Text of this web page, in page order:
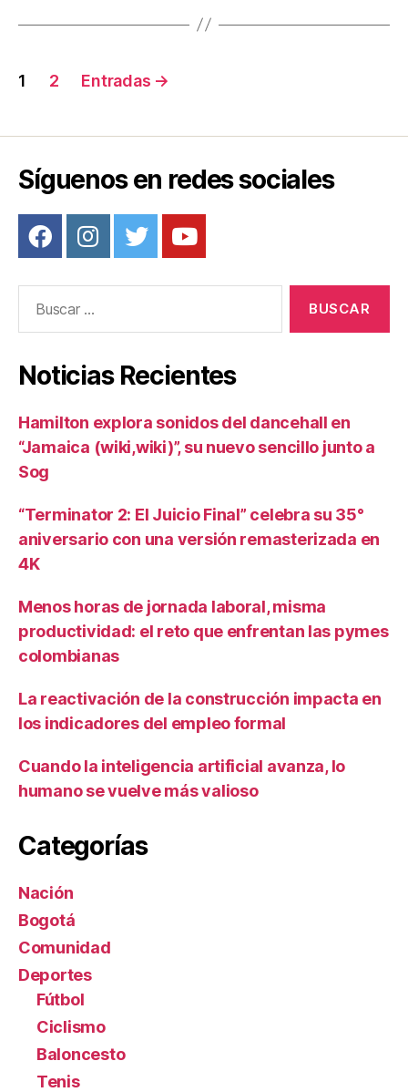
o
k
tir
Navegación
entradas
1 2 Entradas →
Síguenos en redes sociales
Noticias Recientes
Hamilton explora sonidos del dancehall en
“Jamaica (wiki,wiki)”, su nuevo sencillo junto a
Sog
“Terminator 2: El Juicio Final” celebra su 35°
aniversario con una versión remasterizada en
4K
Menos horas de jornada laboral, misma
productividad: el reto que enfrentan las pymes
colombianas
La reactivación de la construcción impacta en
los indicadores del empleo formal
Cuando la inteligencia artificial avanza, lo
humano se vuelve más valioso
Categorías
Nación
Bogotá
Comunidad
Deportes
Fútbol
Ciclismo
Baloncesto
Tenis